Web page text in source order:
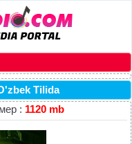
Tilida
: 1120 mb